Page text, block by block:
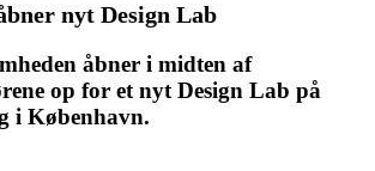
nyt Design Lab
åbner i midten af
op for et nyt Design Lab på
i København.